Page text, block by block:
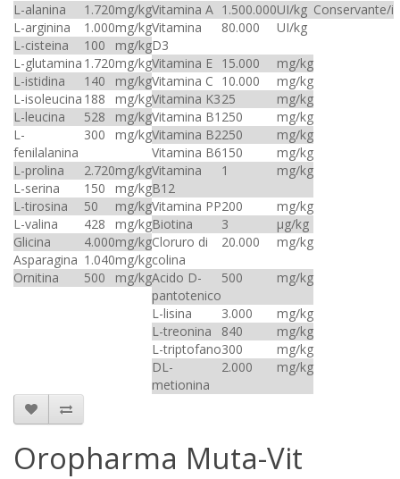
L-alanina 1.720mg/kg
L-arginina
1.000mg/kg
L-cisteina
100
mg/kg
L-glutamina 1.720mg/kg
L-istidina
140
mg/kg
L-isoleucina 188
mg/kg
L-leucina
528
mg/kg
L-
fenilalanina
300 mg/kg
L-prolina 2.720mg/kg
L-serina
150
mg/kg
L-tirosina
50
mg/kg
L-valina
428
mg/kg
Glicina
4.000mg/kg
Asparagina 1.040mg/kg
Ornitina
500 mg/kg
Vitamina A 1.500.000UI/kg
Vitamina
D3
80.000 UI/kg
Vitamina E 15.000
mg/kg
Vitamina C 10.000
mg/kg
Vitamina K325
mg/kg
Vitamina B1 250
mg/kg
Vitamina B2250
mg/kg
Vitamina B6150
mg/kg
Vitamina
B12
1 mg/kg
Vitamina PP200
mg/kg
Biotina
3
µg/kg
Cloruro di
colina
20.000 mg/kg
Acido D-
pantotenico
500 mg/kg
L-lisina 3.000
mg/kg
L-treonina
840
mg/kg
L-triptofano300
mg/kg
DL-
metionina
2.000 mg/kg
Conservante/i
Oropharma Muta-Vit